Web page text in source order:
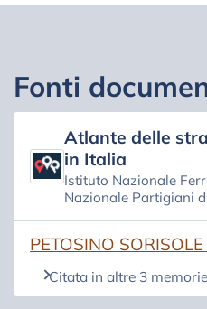
Fonti
Atlante delle
in Italia
Istituto Nazionale
Nazionale Partigiani
PETOSINO
(si apre in una nuova
Citata in altre 3 memorie